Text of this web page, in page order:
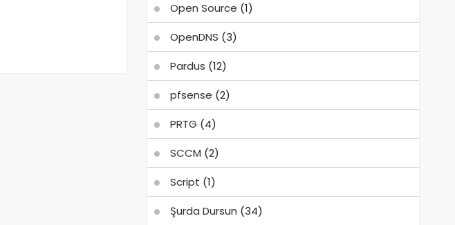
Open Source (1)
OpenDNS (3)
Pardus (12)
pfsense (2)
PRTG (4)
SCCM (2)
Script (1)
Şurda Dursun (34)